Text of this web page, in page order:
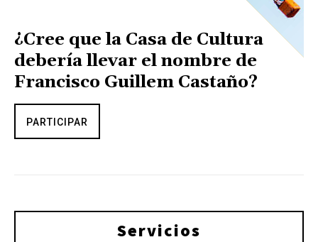
¿Cree que la Casa de Cultura
debería llevar el nombre de
Francisco Guillem Castaño?
PARTICIPAR
Servicios